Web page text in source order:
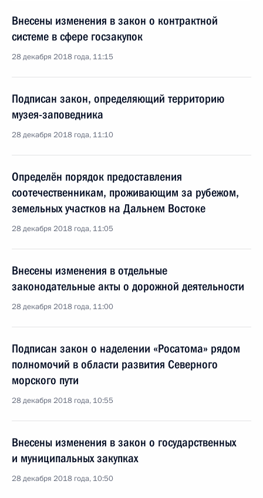
Внесены изменения в закон о контрактной
системе в сфере госзакупок
28 декабря 2018 года, 11:15
Подписан закон, определяющий территорию
музея-заповедника
28 декабря 2018 года, 11:10
Определён порядок предоставления
соотечественникам, проживающим за рубежом,
земельных участков на Дальнем Востоке
28 декабря 2018 года, 11:05
Внесены изменения в отдельные
законодательные акты о дорожной деятельности
28 декабря 2018 года, 11:00
Подписан закон о наделении «Росатома» рядом
полномочий в области развития Северного
морского пути
28 декабря 2018 года, 10:55
Внесены изменения в закон о государственных
и муниципальных закупках
28 декабря 2018 года, 10:50